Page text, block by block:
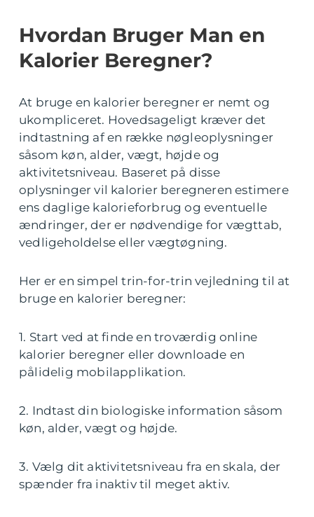
Hvordan Bruger Man en
Kalorier Beregner?
At bruge en kalorier beregner er nemt og
ukompliceret. Hovedsageligt kræver det
indtastning af en række nøgleoplysninger
såsom køn, alder, vægt, højde og
aktivitetsniveau. Baseret på disse
oplysninger vil kalorier beregneren estimere
ens daglige kalorieforbrug og eventuelle
ændringer, der er nødvendige for vægttab,
vedligeholdelse eller vægtøgning.
Her er en simpel trin-for-trin vejledning til at
bruge en kalorier beregner:
1. Start ved at finde en troværdig online
kalorier beregner eller downloade en
pålidelig mobilapplikation.
2. Indtast din biologiske information såsom
køn, alder, vægt og højde.
3. Vælg dit aktivitetsniveau fra en skala, der
spænder fra inaktiv til meget aktiv.